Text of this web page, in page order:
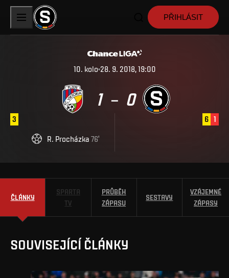
PŘIHLÁSIT
10. kolo 28. 9. 2018, 19:00
1 – 0
6 1
3
R Procházka 76'
ČLÁNKY
SPARTA
TV
PRŮBĚH
ZÁPASU
SESTAVY
VZÁJEMNÉ
ZÁPASY
SOUVISEJÍCÍ ČLÁNKY